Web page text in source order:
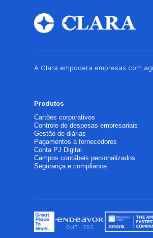
A Clara empodera empresas com
Produtos
Cartões corporativos
Controle de despesas empresariais
Gestão de diárias
Pagamentos a fornecedores
Conta PJ Digital
Campos contábeis personalizados
Segurança e compliance